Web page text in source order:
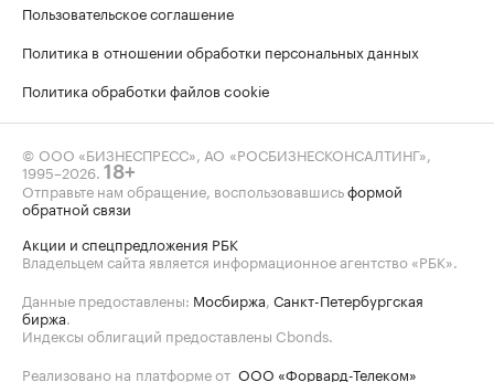
Пользовательское соглашение
Политика в отношении обработки персональных данных
Политика обработки файлов cookie
© ООО «БИЗНЕСПРЕСС», АО «РОСБИЗНЕСКОНСАЛТИНГ»,
1995–2026. 18+
Отправьте нам обращение, воспользовавшисьформой
обратной связи
Акции и спецпредложения РБК
Владельцем сайта является информационное агентство «РБК».
Данные предоставлены: Мосбиржа, Санкт-Петербургская
биржа.
Индексы облигаций предоставлены Cbonds.
Реализовано на платформе от ООО «Форвард-Телеком»